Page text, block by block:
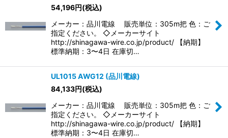
54,196円(税込)
メーカー：品川電線 販売単位：305m把 色：ご
指定ください。 ◇メーカーサイト
http://shinagawa-wire.co.jp/product/ 【納期】
標準納期：3〜4日 在庫切…
UL1015 AWG12 (品川電線)
84,133円(税込)
メーカー：品川電線 販売単位：305m把 色：ご
指定ください。 ◇メーカーサイト
http://shinagawa-wire.co.jp/product/ 【納期】
標準納期：3〜4日 在庫切…